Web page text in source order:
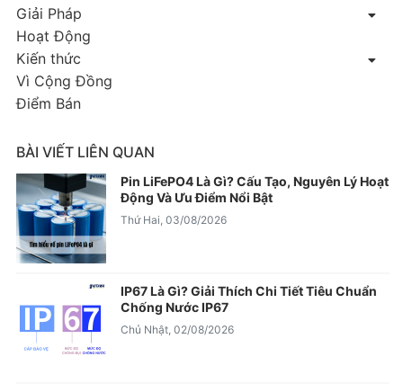
Giải Pháp
Hoạt Động
Kiến thức
Vì Cộng Đồng
Điểm Bán
BÀI VIẾT LIÊN QUAN
Pin LiFePO4 Là Gì? Cấu Tạo, Nguyên Lý Hoạt
Động Và Ưu Điểm Nổi Bật
Thứ Hai, 03/08/2026
IP67 Là Gì? Giải Thích Chi Tiết Tiêu Chuẩn
Chống Nước IP67
Chủ Nhật, 02/08/2026